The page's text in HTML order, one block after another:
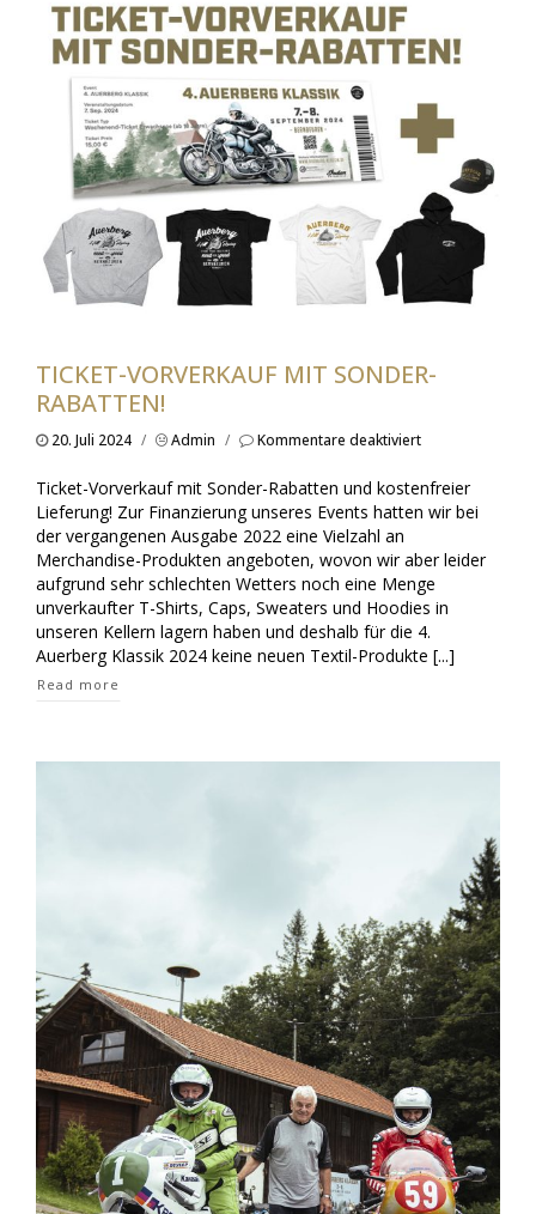
TICKET-VORVERKAUF MIT SONDER-
RABATTEN!
20. Juli 2024 / Admin / Kommentare deaktiviertfür
Vorverkauf
mit
Sonder-
Ticket-Vorverkauf mit Sonder-Rabatten und kostenfreier
Lieferung! Zur Finanzierung unseres Events hatten wir bei
der vergangenen Ausgabe 2022 eine Vielzahl an
Merchandise-Produkten angeboten, wovon wir aber leider
aufgrund sehr schlechten Wetters noch eine Menge
unverkaufter T-Shirts, Caps, Sweaters und Hoodies in
unseren Kellern lagern haben und deshalb für die 4.
Auerberg Klassik 2024 keine neuen Textil-Produkte [...]
Read more